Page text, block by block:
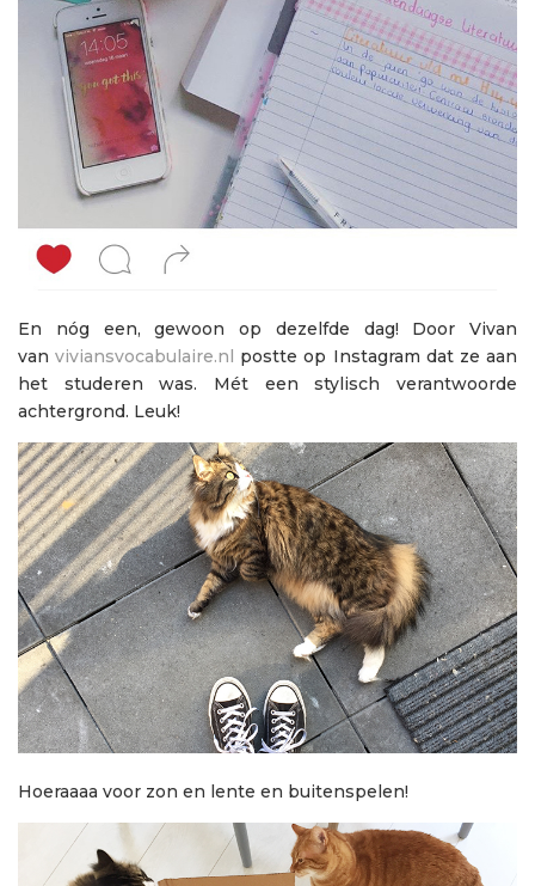
En nóg een, gewoon op dezelfde dag! Door Vivan
vanviviansvocabulaire.nl postte op Instagram dat ze aan
het studeren was. Mét een stylisch verantwoorde
achtergrond. Leuk!
Hoeraaaa voor zon en lente en buitenspelen!